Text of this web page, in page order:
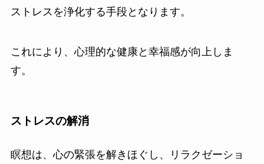
ストレスを浄化する手段となります。
これにより、心理的な健康と幸福感が向上しま
す。
ストレスの解消
瞑想は、心の緊張を解きほぐし、リラクゼーショ